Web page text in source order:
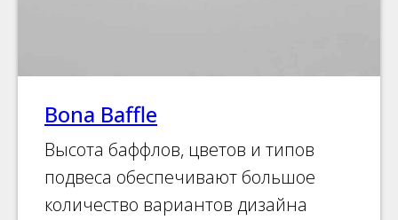
Bona Baffle
Высота баффлов, цветов и типов
подвеса обеспечивают большое
количество вариантов дизайна